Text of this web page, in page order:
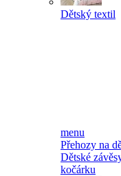
Dětský textil
menu
Přehozy na
Dětské
kočárku